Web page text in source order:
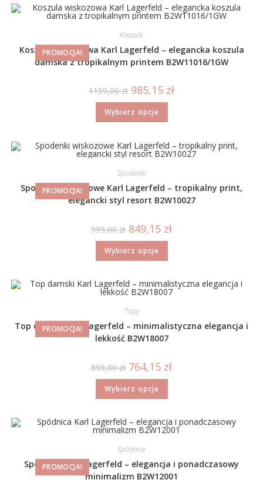
PROMOCJA!
Koszule
Koszula wiskozowa Karl Lagerfeld – elegancka koszula
damska z tropikalnym printem B2W11016/1GW
1159,00zł 985,15 zł
Wybierz opcje
PROMOCJA!
Spodenki
Spodenki wiskozowe Karl Lagerfeld – tropikalny print,
elegancki styl resort B2W10027
999,00zł 849,15 zł
Wybierz opcje
PROMOCJA!
Topy
Top damski Karl Lagerfeld – minimalistyczna elegancja i
lekkość B2W18007
899,00zł 764,15 zł
Wybierz opcje
PROMOCJA!
Spódnice
Spódnica Karl Lagerfeld – elegancja i ponadczasowy
minimalizm B2W12001